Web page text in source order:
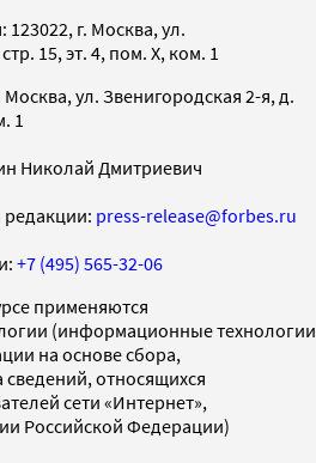
г. Москва, ул.
15, эт. 4, пом. X, ком. 1
ул. Звенигородская 2-я, д.
1
Николай Дмитриевич
press-release@forbes.ru
+7 (495) 565-32-06
применяются
(информационные технологии
на основе сбора,
сведений, относящихся
сети «Интернет»,
Российской Федерации)